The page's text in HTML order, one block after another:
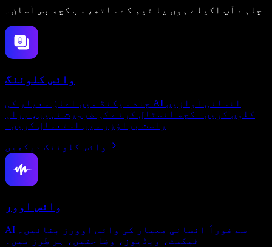
چاہے آپ اکیلے ہوں یا ٹیم کے ساتھ، سب کچھ بس آسان۔
وائس کلوننگ
چند سیکنڈ میں اعلیٰ معیار کی AI انسانی آوازیں
کلون کریں۔ کچھ انسٹال کرنے کی ضرورت نہیں، براہِ
راست براؤزر میں استعمال کریں۔
وائس کلوننگ دیکھیں
وائس اوور
AI سے فوراً انسانی معیار کی وائس اوورز بنائیں۔
ٹیکسٹ، ویڈیوز، وضاحتیں، ہر طرز میں۔